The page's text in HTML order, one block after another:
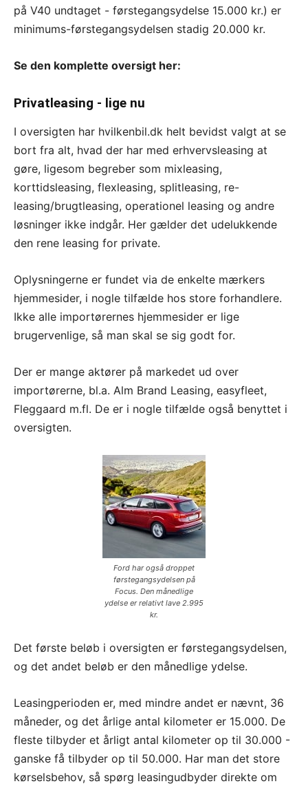
på V40 undtaget - førstegangsydelse 15.000 kr.) er
minimums-førstegangsydelsen stadig 20.000 kr.
Se den komplette oversigt her:
Privatleasing - lige nu
I oversigten har hvilkenbil.dk helt bevidst valgt at se
bort fra alt, hvad der har med erhvervsleasing at
gøre, ligesom begreber som mixleasing,
korttidsleasing, flexleasing, splitleasing, re-
leasing/brugtleasing, operationel leasing og andre
løsninger ikke indgår. Her gælder det udelukkende
den rene leasing for private.
Oplysningerne er fundet via de enkelte mærkers
hjemmesider, i nogle tilfælde hos store forhandlere.
Ikke alle importørernes hjemmesider er lige
brugervenlige, så man skal se sig godt for.
Der er mange aktører på markedet ud over
importørerne, bl.a. Alm Brand Leasing, easyfleet,
Fleggaard m.fl. De er i nogle tilfælde også benyttet i
oversigten.
Ford har også droppet
førstegangsydelsen på
Focus. Den månedlige
ydelse er relativt lave 2.995
kr.
Det første beløb i oversigten er førstegangsydelsen,
og det andet beløb er den månedlige ydelse.
Leasingperioden er, med mindre andet er nævnt, 36
måneder, og det årlige antal kilometer er 15.000. De
fleste tilbyder et årligt antal kilometer op til 30.000 -
ganske få tilbyder op til 50.000. Har man det store
kørselsbehov, så spørg leasingudbyder direkte om